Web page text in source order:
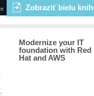
Zobraziť bielu
Modernize your IT
foundation with Red
Hat and AWS